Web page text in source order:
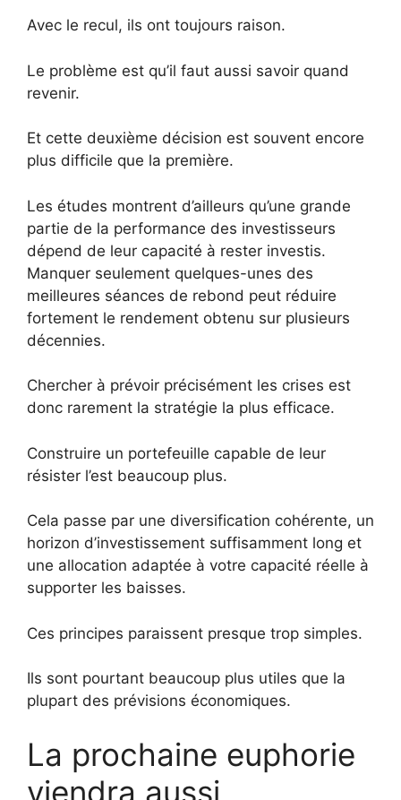
Avec le recul, ils ont toujours raison.
Le problème est qu’il faut aussi savoir quand
revenir.
Et cette deuxième décision est souvent encore
plus difficile que la première.
Les études montrent d’ailleurs qu’une grande
partie de la performance des investisseurs
dépend de leur capacité à rester investis.
Manquer seulement quelques-unes des
meilleures séances de rebond peut réduire
fortement le rendement obtenu sur plusieurs
décennies.
Chercher à prévoir précisément les crises est
donc rarement la stratégie la plus efficace.
Construire un portefeuille capable de leur
résister l’est beaucoup plus.
Cela passe par une diversification cohérente, un
horizon d’investissement suffisamment long et
une allocation adaptée à votre capacité réelle à
supporter les baisses.
Ces principes paraissent presque trop simples.
Ils sont pourtant beaucoup plus utiles que la
plupart des prévisions économiques.
La prochaine euphorie
viendra aussi